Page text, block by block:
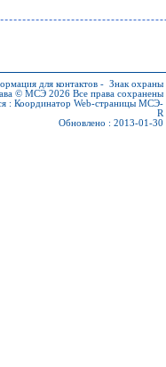
для контактов - Знак охраны
© МСЭ 2026 Все права сохранены
: Координатор Web-страницы МСЭ-
R
Обновлено : 2013-01-30